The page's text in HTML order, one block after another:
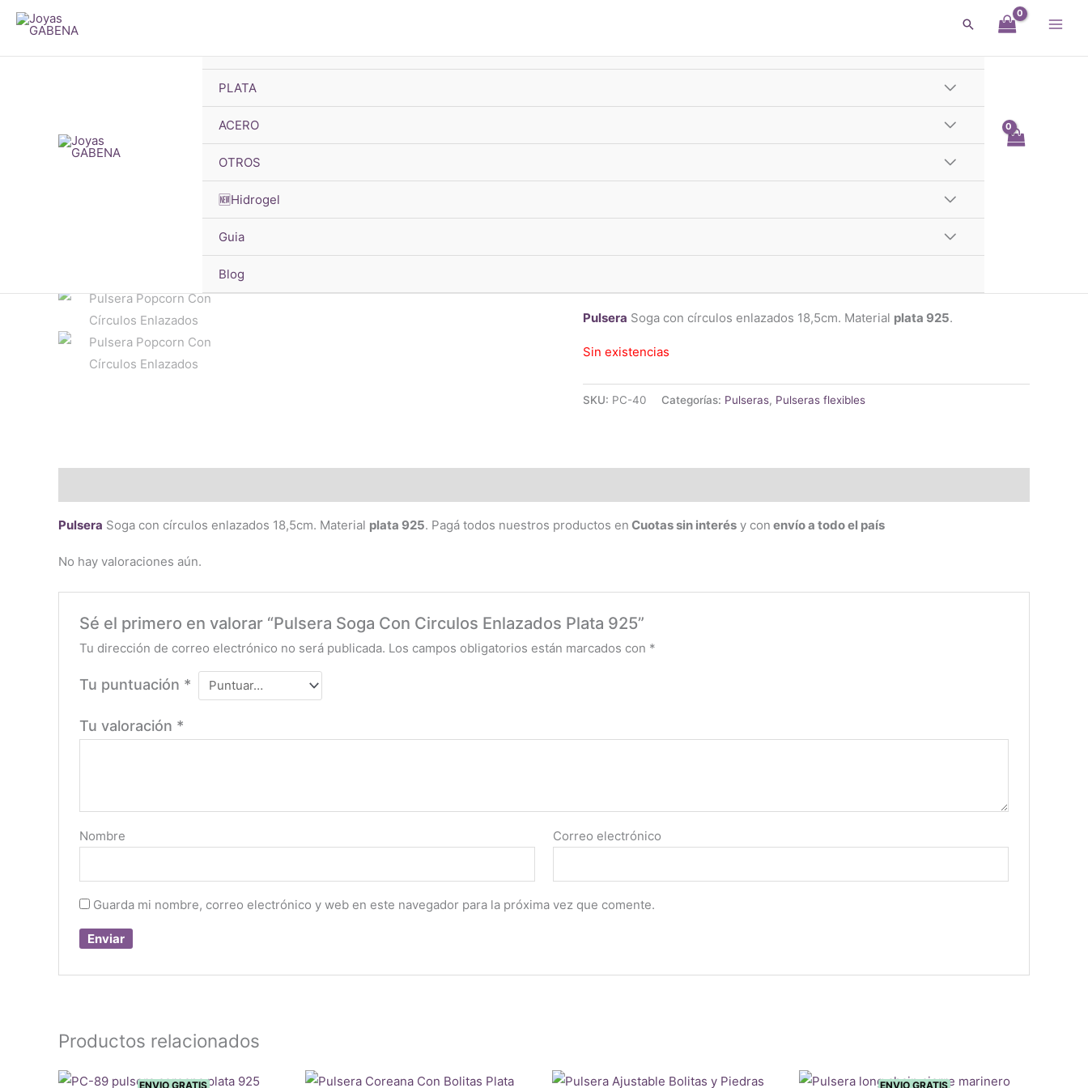
contenido
PLATA
ACERO
OTROS
🆕Hidrogel
Guia
Blog
-10%xTransf •ENVIO GRATISsuperando $33.000
Buscar
ENVIO GRATIS
Pulsera Soga Con Circulos Enlazados
Pulsera Soga con círculos enlazados 18,5cm. Material plata 925.
Sin existencias
SKU: PC-40 Categorías: Pulseras, Pulseras flexibles
Pulsera Soga con círculos enlazados 18,5cm. Material plata 925. Pagá todos nuestros productos en Cuotas sin interés y con envío a todo el país
No hay valoraciones aún.
Sé el primero en valorar “Pulsera Soga Con Circulos Enlazados Plata 925”
Tu dirección de correo electrónico no será publicada. Los campos obligatorios están marcados con *
Tu puntuación *
Tu valoración *
Nombre Correo electrónico
Guarda mi nombre, correo electrónico y web en este navegador para la próxima vez que comente.
Productos relacionados
ENVIO GRATIS ENVIO GRATIS